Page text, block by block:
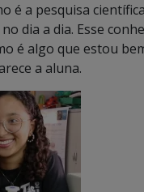
é a pesquisa
dia a dia. Esse
é algo que estou
a aluna.